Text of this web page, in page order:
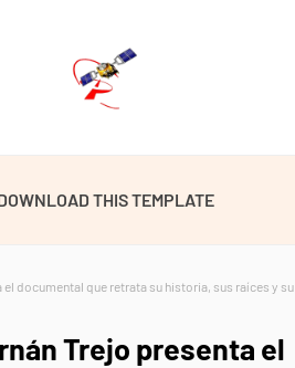
THIS TEMPLATE
documental que retrata su historia, sus raíces y su
Trejo presenta el